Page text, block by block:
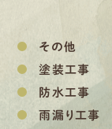
その他
塗装工事
防水工事
雨漏り工事